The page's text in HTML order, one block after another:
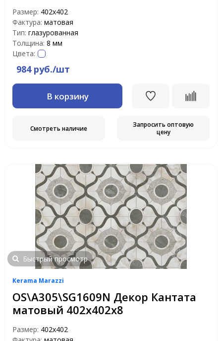
Размер: 402х402
Фактура: матовая
Тип: глазурованная
Толщина: 8 мм
Цвета:
984 руб./шт
В корзину
Смотреть наличие
Запросить оптовую
цену
Быстрый просмотр
Kerama Marazzi
OS\A305\SG1609N Декор Кантата
матовый 402х402х8
Размер: 402х402